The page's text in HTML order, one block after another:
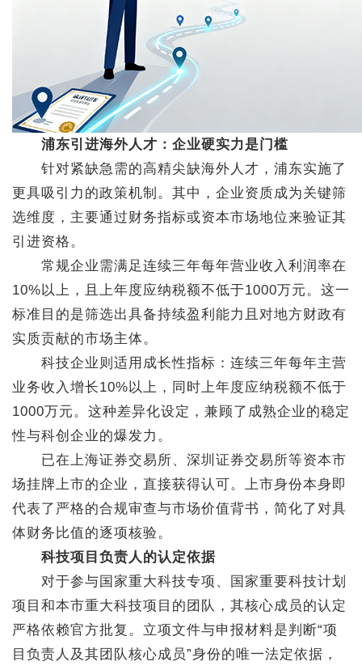
浦东引进海外人才：企业硬实力是门槛
针对紧缺急需的高精尖缺海外人才，浦东实施了
更具吸引力的政策机制。其中，企业资质成为关键筛
选维度，主要通过财务指标或资本市场地位来验证其
引进资格。
常规企业需满足连续三年每年营业收入利润率在
10%以上，且上年度应纳税额不低于1000万元。这一
标准目的是筛选出具备持续盈利能力且对地方财政有
实质贡献的市场主体。
科技企业则适用成长性指标：连续三年每年主营
业务收入增长10%以上，同时上年度应纳税额不低于
1000万元。这种差异化设定，兼顾了成熟企业的稳定
性与科创企业的爆发力。
已在上海证券交易所、深圳证券交易所等资本市
场挂牌上市的企业，直接获得认可。上市身份本身即
代表了严格的合规审查与市场价值背书，简化了对具
体财务比值的逐项核验。
科技项目负责人的认定依据
对于参与国家重大科技专项、国家重要科技计划
项目和本市重大科技项目的团队，其核心成员的认定
严格依赖官方批复。立项文件与申报材料是判断“项
目负责人及其团队核心成员”身份的唯一法定依据，